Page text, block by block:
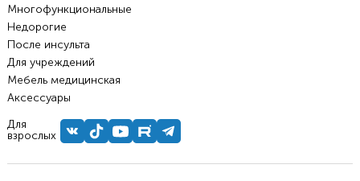
Многофункциональные
Недорогие
После инсульта
Для учреждений
Мебель медицинская
Аксессуары
Для
взрослых